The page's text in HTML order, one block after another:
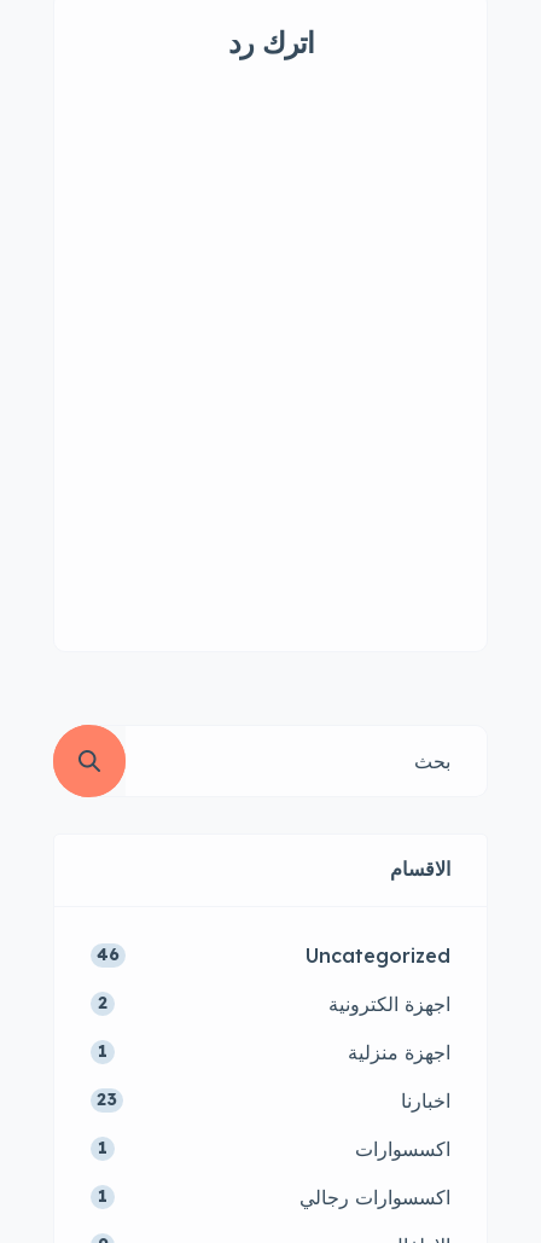
اترك رد
الاقسام
Uncategorized
46
اجهزة الكترونية 2
اجهزة منزلية 1
اخبارنا 23
اكسسوارات 1
اكسسوارات رجالي 1